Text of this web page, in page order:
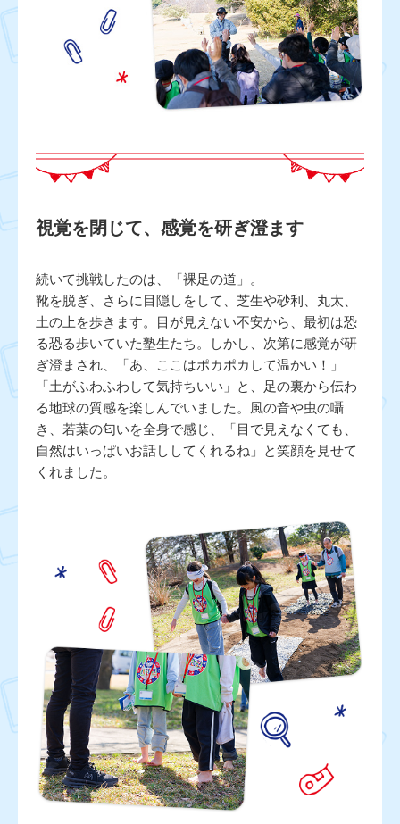
視覚を閉じて、感覚を研ぎ澄ます
続いて挑戦したのは、「裸足の道」。
靴を脱ぎ、さらに目隠しをして、芝生や砂利、丸太、
土の上を歩きます。目が見えない不安から、最初は恐
る恐る歩いていた塾生たち。しかし、次第に感覚が研
ぎ澄まされ、「あ、ここはポカポカして温かい！」
「土がふわふわして気持ちいい」と、足の裏から伝わ
る地球の質感を楽しんでいました。風の音や虫の囁
き、若葉の匂いを全身で感じ、「目で見えなくても、
自然はいっぱいお話ししてくれるね」と笑顔を見せて
くれました。